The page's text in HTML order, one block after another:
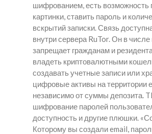
шифрованием, есть возможность
картинки, ставить пароль и
вскрытий записки. Связь
внутри сервера RuTor. Он в числе
запрещает гражданам и
владеть криптовалютными
создавать учетные записи или
цифровые активы на территории
независимо от суммы депозита.
шифрование паролей
доступность и другие плюшки.
Которому вы создали email,